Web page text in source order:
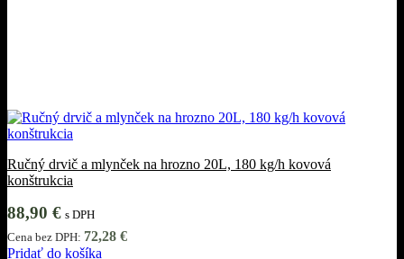
Ručný drvič a mlynček na hrozno 20L, 180 kg/h kovová
konštrukcia
88,90 € s DPH
Cena bez DPH: 72,28 €
Pridať do košíka